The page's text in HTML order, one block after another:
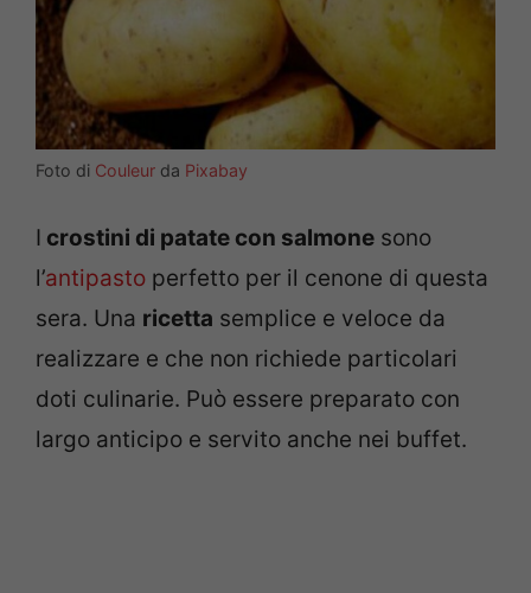
Foto di Couleur da Pixabay
I crostini di patate con salmone sono
l’antipasto perfetto per il cenone di questa
sera. Una ricetta semplice e veloce da
realizzare e che non richiede particolari
doti culinarie. Può essere preparato con
largo anticipo e servito anche nei buffet.